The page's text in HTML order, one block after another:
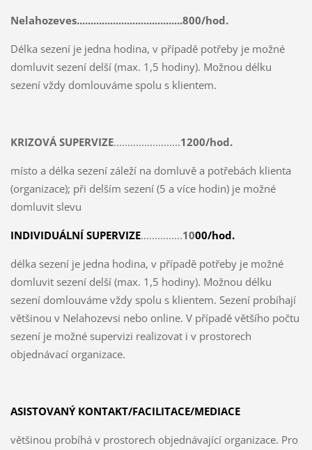
Nelahozeves......................................800/hod.
Délka sezení je jedna hodina, v případě potřeby je možné
domluvit sezení delší (max. 1,5 hodiny). Možnou délku
sezení vždy domlouváme spolu s klientem.
KRIZOVÁ SUPERVIZE........................1200/hod.
místo a délka sezení záleží na domluvě a potřebách klienta
(organizace); při delším sezení (5 a více hodin) je možné
domluvit slevu
INDIVIDUÁLNÍ SUPERVIZE...............1000/hod.
délka sezení je jedna hodina, v případě potřeby je možné
domluvit sezení delší (max. 1,5 hodiny). Možnou délku
sezení domlouváme vždy spolu s klientem. Sezení probíhají
většinou v Nelahozevsi nebo online. V případě většího počtu
sezení je možné supervizi realizovat i v prostorech
objednávací organizace.
ASISTOVANÝ KONTAKT/FACILITACE/MEDIACE
většinou probíhá v prostorech objednávající organizace. Pro